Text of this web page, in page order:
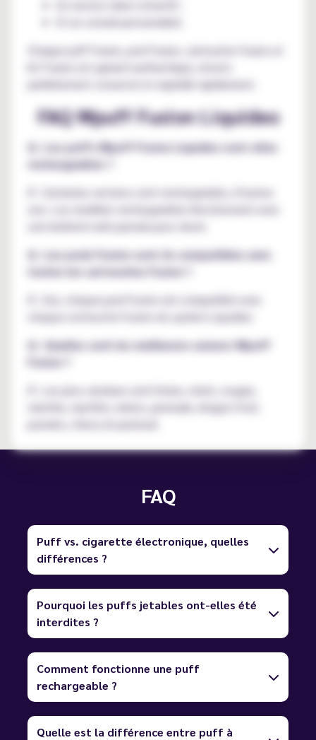
Chaque puff Fusion, pod Fusion, cartouche Fusion et
kit Fusion est garanti authentique, récent,
parfaitement conservé et expédié rapidement.
FAQ Wpuff Fusion Liquideo
Q : Les puffs Wpuff Fusion Liquideo sont-elles
rechargeables ?
R : Certaines versions sont rechargeable, d’autres
non. Les modèles rechargeables fonctionnent avec
Q : Les pods Fusion sont-ils compatibles avec
toutes les cartouches Fusion ?
R : Oui, chaque pod Fusion est compatible avec
Q : Quelles sont les meilleures saveurs Wpuff
Fusion ?
R : Les plus vendues sont fraise, raisin, rouges,
menthe, myrtille, melon, grenade, dragon fruit,
FAQ
Puff vs. cigarette électronique, quelles
différences ?
Pourquoi les puffs jetables ont-elles été
interdites ?
Comment fonctionne une puff
rechargeable ?
Quelle est la différence entre puff à